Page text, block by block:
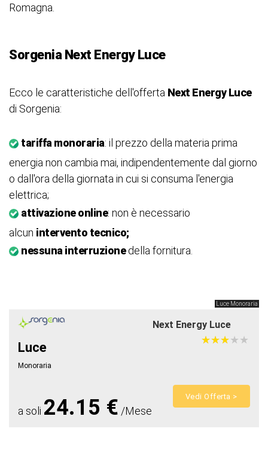
Romagna.
Sorgenia Next Energy Luce
Ecco le caratteristiche dell'offerta Next Energy Luce
di Sorgenia:
tariffa monoraria: il prezzo della materia prima
energia non cambia mai, indipendentemente dal giorno
o dall'ora della giornata in cui si consuma l'energia
elettrica;
attivazione online: non è necessario
alcun intervento tecnico;
nessuna interruzionedella fornitura.
Luce Monoraria
Next Energy Luce
Luce
Monoraria
★★★★★
★★★★★
a soli 24.15 € /Mese
Vedi Offerta >